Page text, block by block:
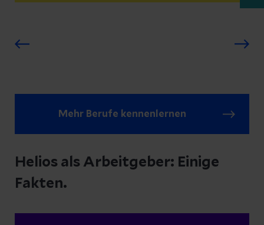
Mehr Berufe kennenlernen
Helios als Arbeitgeber: Einige
Fakten.